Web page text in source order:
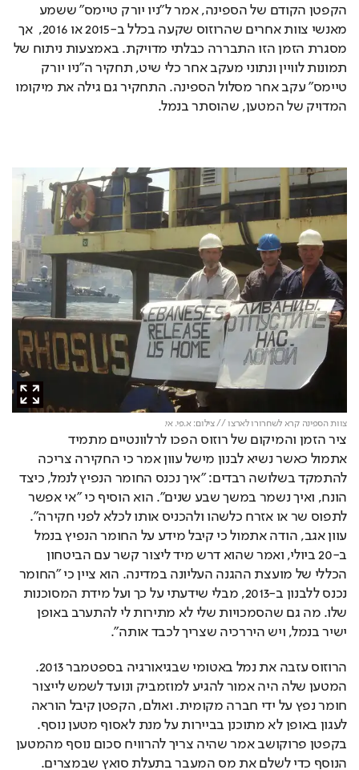
הקפטן הקודם של הספינה, אמר ל"ניו יורק טיימס" ששמע
מאנשי צוות אחרים שהרוזוס שקעה בכלל ב-2015 או 2016,  אך
מסגרת הזמן הזו התבררה כבלתי מדויקת. באמצעות ניתוח של
תמונות לוויין ונתוני מעקב אחר כלי שיט, תחקיר ה"ניו יורק
טיימס" עקב אחר מסלול הספינה. התחקיר גם גילה את מיקומו
המדויק של המטען, שהוסתר בנמל.
צוות הספינה קרא לשחרורו לארצו // צילום: א.פי. אי.
ציר הזמן והמיקום של רוזוס הפכו לרלוונטיים מתמיד
אתמול כאשר נשיא לבנון מישל עוון אמר כי החקירה צריכה
להתמקד בשלושה רבדים: "איך נכנס החומר הנפיץ לנמל, כיצד
הונח, ואיך נשמר במשך שבע שנים". הוא הוסיף כי "אי אפשר
לתפוס שר או אזרח כלשהו ולהכניס אותו לכלא לפני חקירה".
עוון אגב, הודה אתמול כי קיבל מידע על החומר הנפיץ בנמל
ב-20 ביולי, ואמר שהוא דרש מיד ליצור קשר עם הביטחון
הכללי של מועצת ההגנה העליונה במדינה. הוא ציין כי "החומר
נכנס ללבנון ב-2013, מבלי שידעתי על כך ועל מידת המסוכנות
שלו. מה גם שהסמכויות שלי לא מתירות לי להתערב באופן
ישיר בנמל, ויש היררכיה שצריך לכבד אותה".
הרוזוס עזבה את נמל באטומי שבגיאורגיה בספטמבר 2013.
המטען שלה היה אמור להגיע למוזמביק ונועד לשמש לייצור
חומר נפץ על ידי חברה מקומית. ואולם, הקפטן קיבל הוראה
לעגון באופן לא מתוכנן בביירות על מנת לאסוף מטען נוסף.
בקפטן פרוקושב אמר שהיה צריך להרוויח סכום נוסף מהמטען
הנוסף כדי לשלם את מס המעבר בתעלת סואץ שבמצרים.